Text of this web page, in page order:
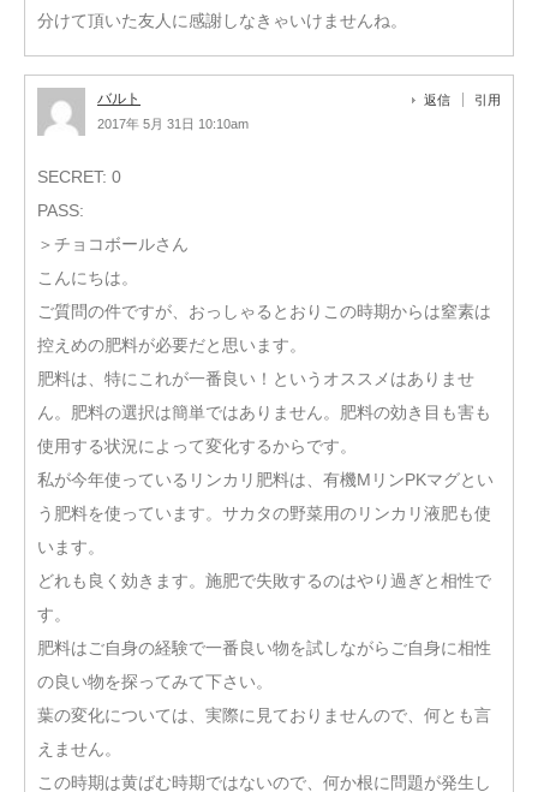
分けて頂いた友人に感謝しなきゃいけませんね。
バルト
2017年 5月 31日 10:10am
返信 引用
SECRET: 0
PASS:
＞チョコボールさん
こんにちは。
ご質問の件ですが、おっしゃるとおりこの時期からは窒素は
控えめの肥料が必要だと思います。
肥料は、特にこれが一番良い！というオススメはありませ
ん。肥料の選択は簡単ではありません。肥料の効き目も害も
使用する状況によって変化するからです。
私が今年使っているリンカリ肥料は、有機MリンPKマグとい
う肥料を使っています。サカタの野菜用のリンカリ液肥も使
います。
どれも良く効きます。施肥で失敗するのはやり過ぎと相性で
す。
肥料はご自身の経験で一番良い物を試しながらご自身に相性
の良い物を探ってみて下さい。
葉の変化については、実際に見ておりませんので、何とも言
えません。
この時期は黄ばむ時期ではないので、何か根に問題が発生し